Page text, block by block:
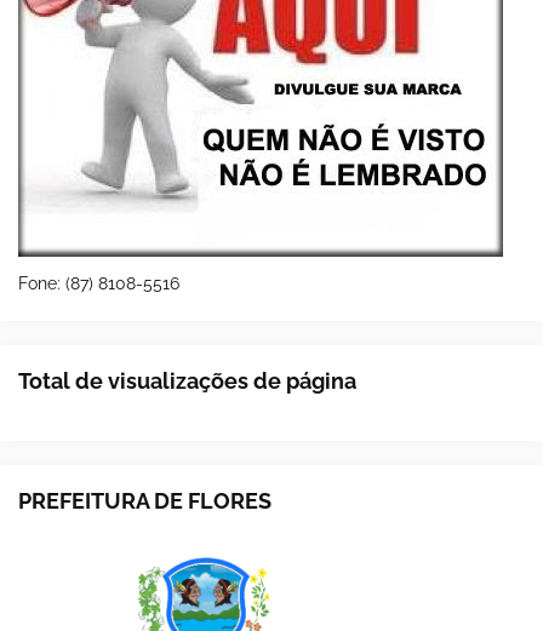
Fone: (87) 8108-5516
Total de visualizações de página
PREFEITURA DE FLORES